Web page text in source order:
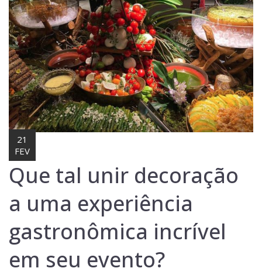
Cadastrar Conta
21
FEV
Que tal unir decoração
a uma experiência
gastronômica incrível
em seu evento?